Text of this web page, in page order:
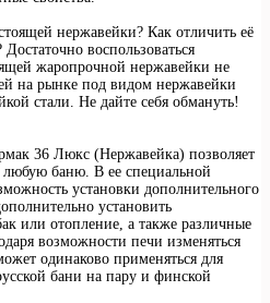
нержавейки? Как отличить её
воспользоваться
жаропрочной нержавейки не
на рынке под видом нержавейки
стали. Не дайте себя обмануть!
36 Люкс (Нержавейка) позволяет
любую баню. В ее специальной
установки дополнительного
установить
или отопление, а также различные
возможности печи изменяться
одинаково применяться для
бани на пару и финской